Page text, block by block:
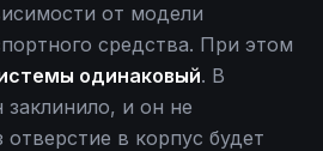
от модели
средства. При этом
одинаковый. В
заклинило, и он не
отверстие в корпус будет